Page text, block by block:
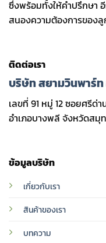
ซึ่งพร้อมทั้งให้คำปรึกษา
สนองความต้องการของลู
ข้อมูลบริษัท
เกี่ยวกับเรา
สินค้าของเรา
บทความ
ติดต่อเรา
บริษัท สยามวินพาร์
เลขที่ 91 หมู่ 12 ซอยศรีด่
อำเภอบางพลี จังหวัดสมุ